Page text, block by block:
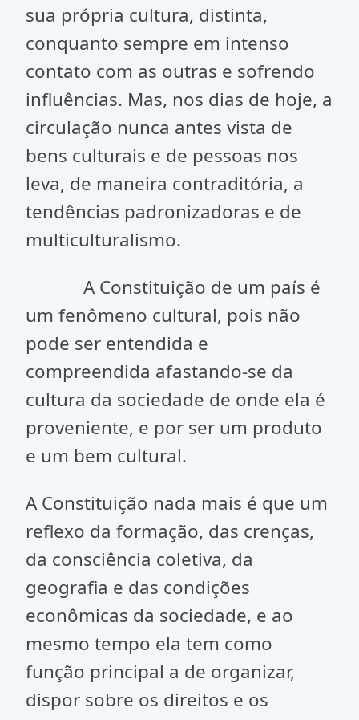
sua própria cultura, distinta,
conquanto sempre em intenso
contato com as outras e sofrendo
influências. Mas, nos dias de hoje, a
circulação nunca antes vista de
bens culturais e de pessoas nos
leva, de maneira contraditória, a
tendências padronizadoras e de
multiculturalismo.
A Constituição de um país é
um fenômeno cultural, pois não
pode ser entendida e
compreendida afastando-se da
cultura da sociedade de onde ela é
proveniente, e por ser um produto
e um bem cultural.
A Constituição nada mais é que um
reflexo da formação, das crenças,
da consciência coletiva, da
geografia e das condições
econômicas da sociedade, e ao
mesmo tempo ela tem como
função principal a de organizar,
dispor sobre os direitos e os